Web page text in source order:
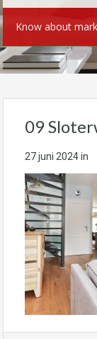
Know about
09
27 juni 2024in